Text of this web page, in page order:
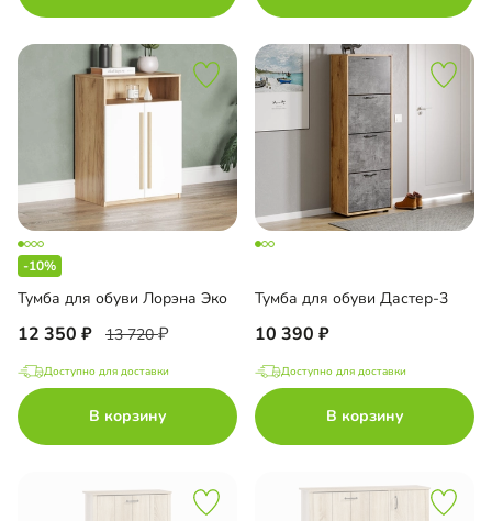
-10%
Тумба для обуви Лорэна Эко
12 350 13 720
Доступно для доставки
В корзину
Тумба для обуви Дастер-3
10 390
Доступно для доставки
В корзину